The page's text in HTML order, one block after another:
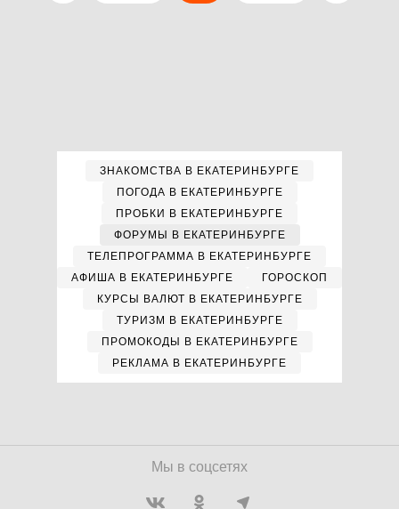
ЗНАКОМСТВА В ЕКАТЕРИНБУРГЕ
ПОГОДА В ЕКАТЕРИНБУРГЕ
ПРОБКИ В ЕКАТЕРИНБУРГЕ
ФОРУМЫ В ЕКАТЕРИНБУРГЕ
ТЕЛЕПРОГРАММА В ЕКАТЕРИНБУРГЕ
АФИША В ЕКАТЕРИНБУРГЕ
ГОРОСКОП
КУРСЫ ВАЛЮТ В ЕКАТЕРИНБУРГЕ
ТУРИЗМ В ЕКАТЕРИНБУРГЕ
ПРОМОКОДЫ В ЕКАТЕРИНБУРГЕ
РЕКЛАМА В ЕКАТЕРИНБУРГЕ
Мы в соцсетях